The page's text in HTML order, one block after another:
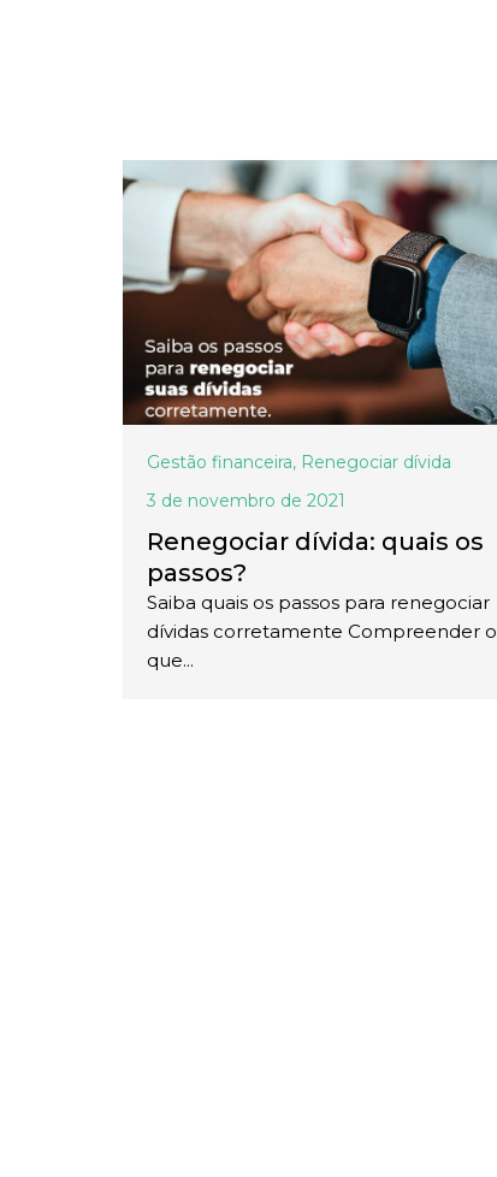
Gestão financeira, Renegociar dívida
3 de novembro de 2021
Renegociar dívida: quais os
passos?
Saiba quais os passos para renegociar
dívidas corretamente Compreender o
que...